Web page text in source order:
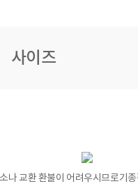
사이즈
나 교환 환불이 어려우시므로기